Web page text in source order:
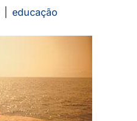
educação